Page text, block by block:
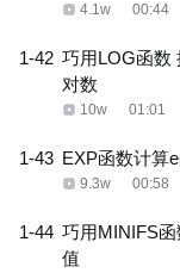
4.1w 00:44
1-42 巧用LOG函数
对数
10w 01:01
1-43 EXP函数计算
9.3w 00:58
1-44 巧用MINIFS
值